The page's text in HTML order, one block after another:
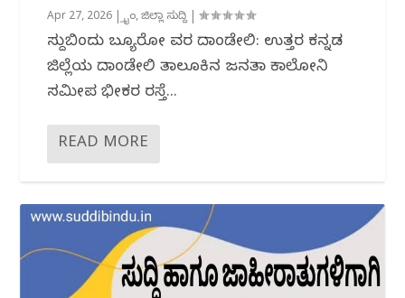
Apr 27, 2026 |ಕ್ರೈಂ,ಜಿಲ್ಲಾ ಸುದ್ದಿ |
ಸುದ್ದಿಬಿಂದು ಬ್ಯೂರೋ ವರದಿ ದಾಂಡೇಲಿ: ಉತ್ತರ ಕನ್ನಡ
ಜಿಲ್ಲೆಯ ದಾಂಡೇಲಿ ತಾಲೂಕಿನ ಜನತಾ ಕಾಲೋನಿ
ಸಮೀಪ ಭೀಕರ ರಸ್ತೆ...
READ MORE